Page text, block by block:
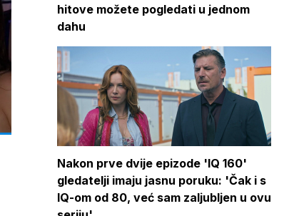
hitove možete pogledati u jednom
dahu
Nakon prve dvije epizode 'IQ 160'
gledatelji imaju jasnu poruku: 'Čak i s
IQ-om od 80, već sam zaljubljen u ovu